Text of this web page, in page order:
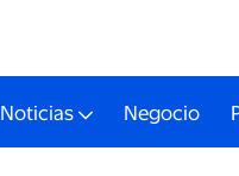
Noticias Negocio